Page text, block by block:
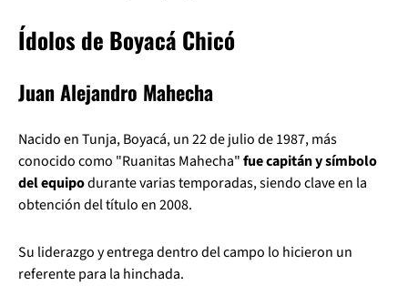
Ídolos de Boyacá Chicó
Juan Alejandro Mahecha
Nacido en Tunja, Boyacá, un 22 de julio de 1987, más
conocido como "Ruanitas Mahecha"fue capitán y símbolo
del equipodurante varias temporadas, siendo clave en la
obtención del título en 2008.
Su liderazgo y entrega dentro del campo lo hicieron un
referente para la hinchada.